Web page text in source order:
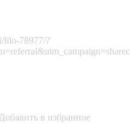
lilo-78977/?
Добавить в избранное